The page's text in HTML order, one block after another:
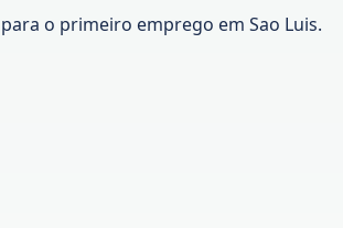
o primeiro emprego em Sao Luis.